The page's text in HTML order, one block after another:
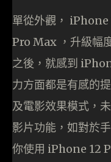
單從外觀，
Pro Max ，升級幅
之後，就感到
力方面都是有感的
及電影效果模式，
影片功能，如對於
你使用 iPhone 12